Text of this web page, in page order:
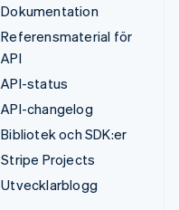
Dokumentation
Referensmaterial för
API
API-status
API-changelog
Bibliotek och SDK:er
Stripe Projects
Utvecklarblogg